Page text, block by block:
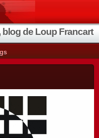
de Loup Francart